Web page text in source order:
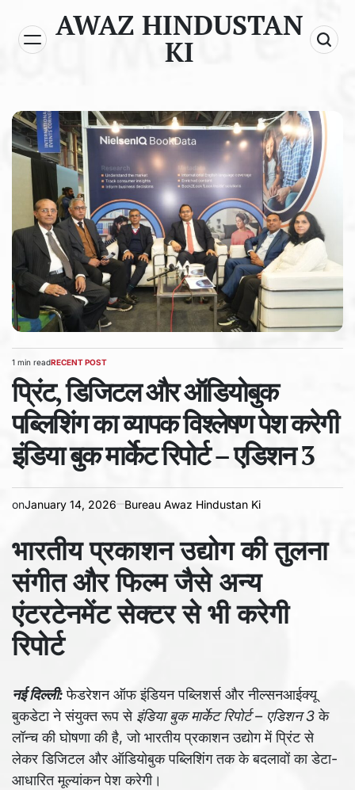
content
AWAZ HINDUSTAN
KI
Estimated
read
time
1 min readPOSTED
RECENT POST
प्रिंट, डिजिटल और ऑडियोबुक
पब्लिशिंग का व्यापक विश्लेषण पेश करेगी
इंडिया बुक मार्केट रिपोर्ट – एडिशन 3
onJanuary 14, 2026 Bureau Awaz Hindustan Ki
भारतीय प्रकाशन उद्योग की तुलना
संगीत और फिल्म जैसे अन्य
एंटरटेनमेंट सेक्टर से भी करेगी
रिपोर्ट
नई दिल्ली:फेडरेशन ऑफ इंडियन पब्लिशर्स और नील्सनआईक्यू
बुकडेटा ने संयुक्त रूप से इंडिया बुक मार्केट रिपोर्ट – एडिशन 3के
लॉन्च की घोषणा की है, जो भारतीय प्रकाशन उद्योग में प्रिंट से
लेकर डिजिटल और ऑडियोबुक पब्लिशिंग तक के बदलावों का डेटा-
आधारित मूल्यांकन पेश करेगी।